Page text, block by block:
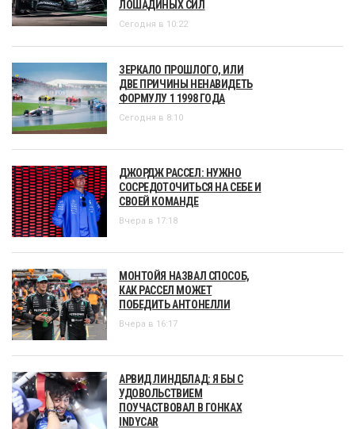
ЛОШАДИНЫХ СИЛ
Сегодня в 10:22
ЗЕРКАЛО ПРОШЛОГО, ИЛИ
ДВЕ ПРИЧИНЫ НЕНАВИДЕТЬ
ФОРМУЛУ 1 1998 ГОДА
Сегодня в 8:10
ДЖОРДЖ РАССЕЛ: НУЖНО
СОСРЕДОТОЧИТЬСЯ НА СЕБЕ И
СВОЕЙ КОМАНДЕ
Вчера в 17:18
МОНТОЙЯ НАЗВАЛ СПОСОБ,
КАК РАССЕЛ МОЖЕТ
ПОБЕДИТЬ АНТОНЕЛЛИ
Вчера в 16:17
АРВИД ЛИНДБЛАД: Я БЫ С
УДОВОЛЬСТВИЕМ
ПОУЧАСТВОВАЛ В ГОНКАХ
INDYCAR